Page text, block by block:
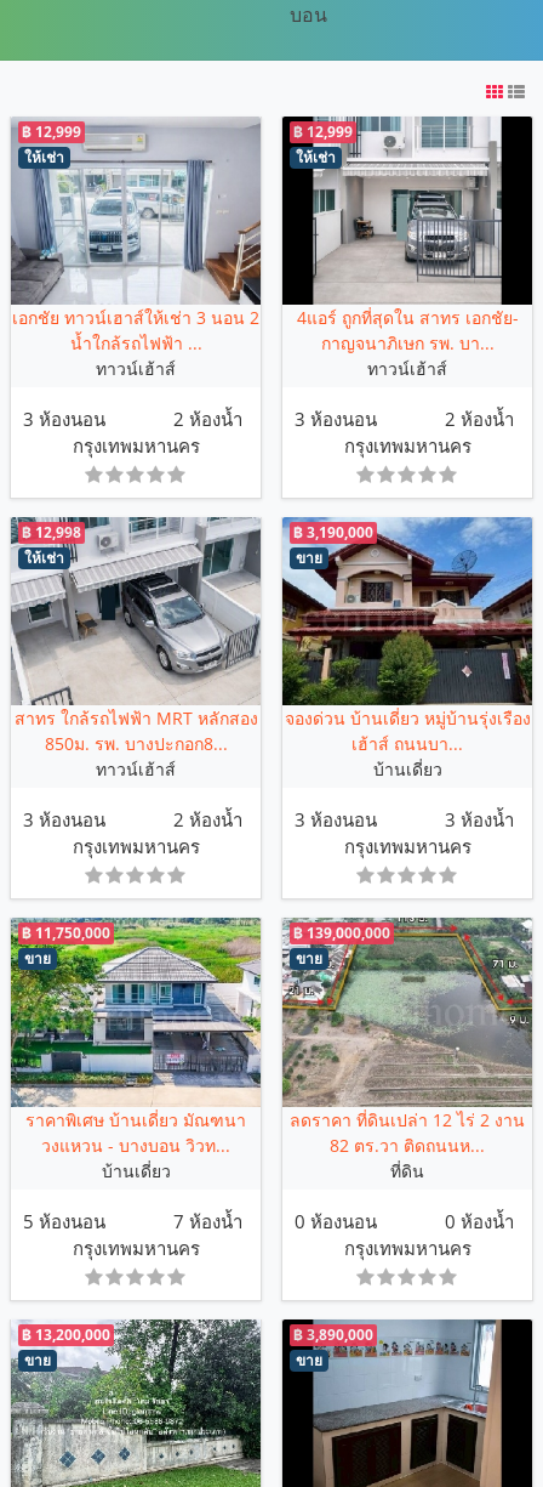
บอน
ให้เช่า
฿ 12,999
เอกชัย ทาวน์เฮาส์ให้เช่า 3 นอน 2
น้ำใกล้รถไฟฟ้า ...
ทาวน์เฮ้าส์
3 ห้องนอน
2 ห้องน้ำ
กรุงเทพมหานคร
ให้เช่า
฿ 12,999
4แอร์ ถูกที่สุดใน สาทร เอกชัย-
กาญจนาภิเษก รพ. บา...
ทาวน์เฮ้าส์
3 ห้องนอน
2 ห้องน้ำ
กรุงเทพมหานคร
ให้เช่า
฿ 12,998
สาทร ใกล้รถไฟฟ้า MRT หลักสอง
850ม. รพ. บางปะกอก8...
ทาวน์เฮ้าส์
3 ห้องนอน
2 ห้องน้ำ
กรุงเทพมหานคร
ขาย
฿ 3,190,000
จองด่วน บ้านเดี่ยว หมู่บ้านรุ่งเรือง
เฮ้าส์ ถนนบา...
บ้านเดี่ยว
3 ห้องนอน
3 ห้องน้ำ
กรุงเทพมหานคร
ขาย
฿ 11,750,000
ราคาพิเศษ บ้านเดี่ยว มัณฑนา
วงแหวน - บางบอน วิวท...
บ้านเดี่ยว
5 ห้องนอน
7 ห้องน้ำ
กรุงเทพมหานคร
ขาย
฿ 139,000,000
ลดราคา ที่ดินเปล่า 12 ไร่ 2 งาน
82 ตร.วา ติดถนนห...
ที่ดิน
0 ห้องนอน
0 ห้องน้ำ
กรุงเทพมหานคร
ขาย
฿ 13,200,000
ขาย
฿ 3,890,000